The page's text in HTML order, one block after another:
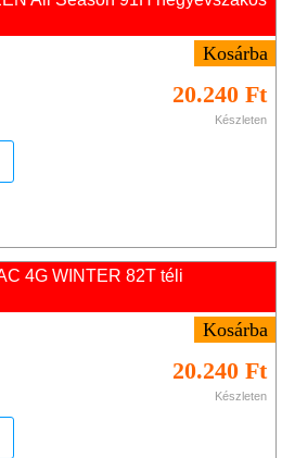
20.240 Ft
Készleten
4G WINTER 82T téli
20.240 Ft
Készleten